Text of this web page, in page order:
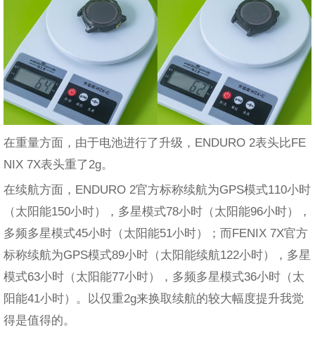
在重量方面，由于电池进行了升级，ENDURO 2表头比FE
NIX 7X表头重了2g。
在续航方面，ENDURO 2官方标称续航为GPS模式110小时
（太阳能150小时），多星模式78小时（太阳能96小时），
多频多星模式45小时（太阳能51小时）；而FENIX 7X官方
标称续航为GPS模式89小时（太阳能续航122小时），多星
模式63小时（太阳能77小时），多频多星模式36小时（太
阳能41小时）。以仅重2g来换取续航的较大幅度提升我觉
得是值得的。